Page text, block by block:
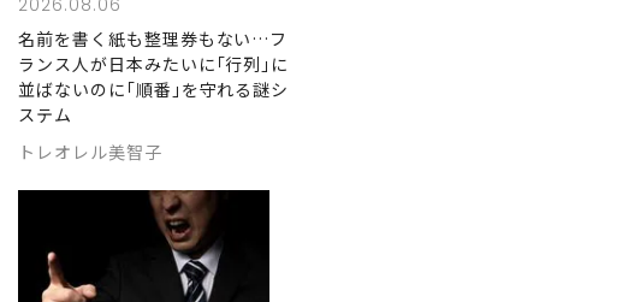
名前を書く紙も整理券もない…フ
ランス人が日本みたいに｢行列｣に
並ばないのに｢順番｣を守れる謎シ
ステム
トレオレル美智子